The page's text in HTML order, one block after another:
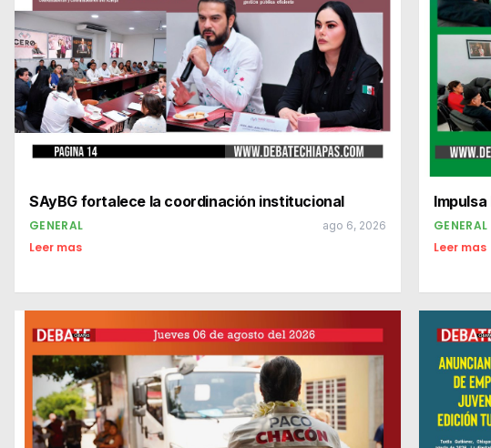
SAyBG fortalece la coordinación institucional
GENERAL ago 6, 2026
Leer mas
GENERAL
Leer mas